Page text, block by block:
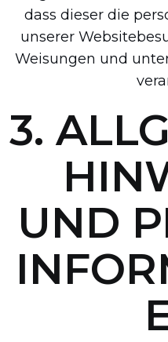
dass dieser die
unserer
Weisungen und
3.
UND